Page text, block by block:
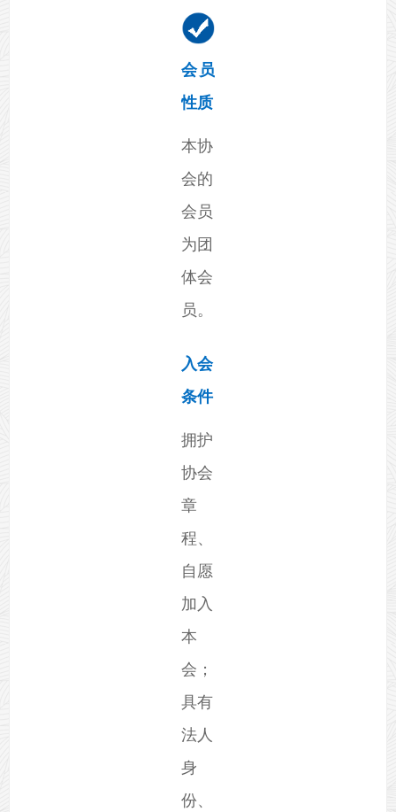
会员
性质
本协
会的
会员
为团
体会
员。
入会
条件
拥护
协会
章
程、
自愿
加入
本
会；
具有
法人
身
份、